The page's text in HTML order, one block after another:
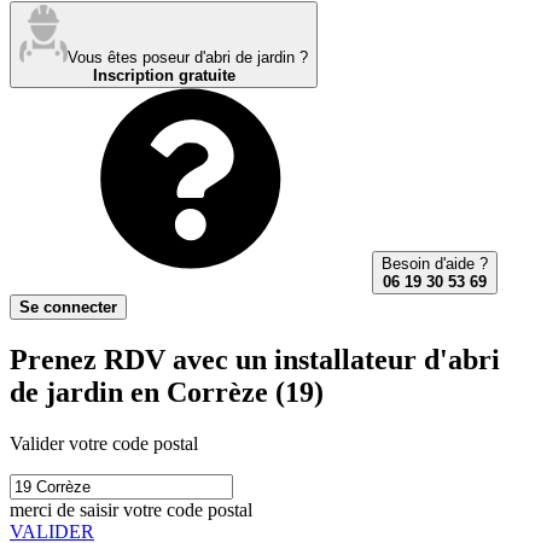
Vous êtes poseur d'abri de jardin ?
Inscription gratuite
Besoin d'aide ?
06 19 30 53 69
Se connecter
Prenez RDV avec un installateur d'abri
de jardin en Corrèze (19)
Valider votre code postal
merci de saisir votre code postal
VALIDER